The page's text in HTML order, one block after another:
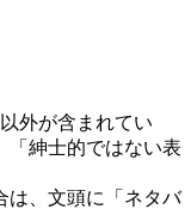
外が含まれてい
「紳士的ではない表
は、文頭に「ネタバ